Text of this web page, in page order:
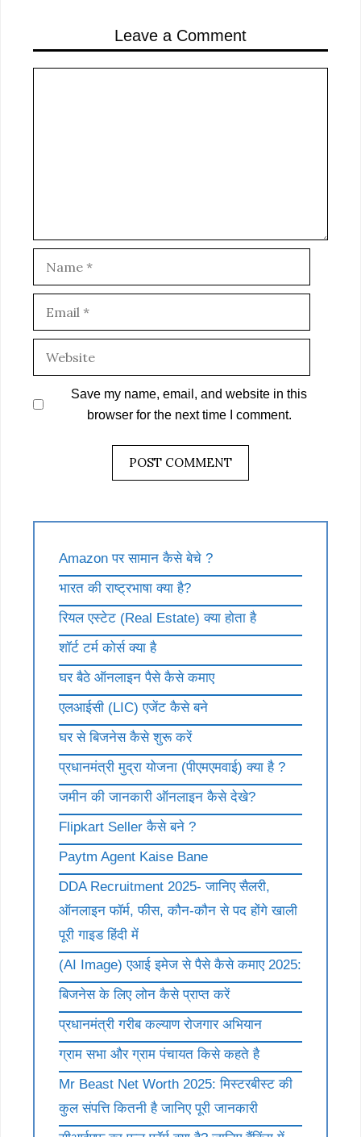
Leave a Comment
Save my name, email, and website in this
browser for the next time I comment.
Amazon पर सामान कैसे बेचे ?
भारत की राष्ट्रभाषा क्या है?
रियल एस्टेट (Real Estate) क्या होता है
शॉर्ट टर्म कोर्स क्या है
घर बैठे ऑनलाइन पैसे कैसे कमाए
एलआईसी (LIC) एजेंट कैसे बने
घर से बिजनेस कैसे शुरू करें
प्रधानमंत्री मुद्रा योजना (पीएमएमवाई) क्या है ?
जमीन की जानकारी ऑनलाइन कैसे देखे?
Flipkart Seller कैसे बने ?
Paytm Agent Kaise Bane
DDA Recruitment 2025- जानिए सैलरी,
ऑनलाइन फॉर्म, फीस, कौन-कौन से पद होंगे खाली
पूरी गाइड हिंदी में
(AI Image) एआई इमेज से पैसे कैसे कमाए 2025:
बिजनेस के लिए लोन कैसे प्राप्त करें
प्रधानमंत्री गरीब कल्याण रोजगार अभियान
ग्राम सभा और ग्राम पंचायत किसे कहते है
Mr Beast Net Worth 2025: मिस्टरबीस्ट की
कुल संपत्ति कितनी है जानिए पूरी जानकारी